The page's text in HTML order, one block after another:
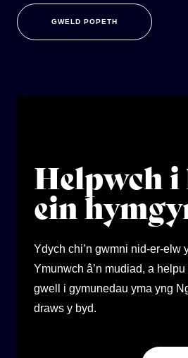
GWELD POPETH
Helpwch
ein
Ydych chi’n gwmni nid-er-elw
Ymunwch â’n mudiad, a helpu
gwell i gymunedau yma yng
draws y byd.